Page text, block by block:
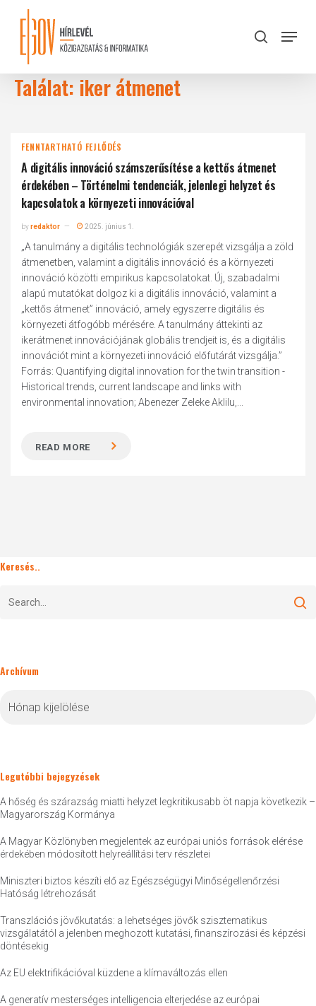
content
search
Menu
Találat: iker átmenet
FENNTARTHATÓ FEJLŐDÉS
A digitális innováció számszerűsítése a kettős átmenet
érdekében – Történelmi tendenciák, jelenlegi helyzet és
kapcsolatok a környezeti innovációval
byredaktor 2025. június 1.
„A tanulmány a digitális technológiák szerepét vizsgálja a zöld
átmenetben, valamint a digitális innováció és a környezeti
innováció közötti empirikus kapcsolatokat. Új, szabadalmi
alapú mutatókat dolgoz ki a digitális innováció, valamint a
„kettős átmenet” innováció, amely egyszerre digitális és
környezeti átfogóbb mérésére. A tanulmány áttekinti az
ikerátmenet innovációjának globális trendjeit is, és a digitális
innovációt mint a környezeti innováció előfutárát vizsgálja.”
Forrás: Quantifying digital innovation for the twin transition -
Historical trends, current landscape and links with
environmental innovation; Abenezer Zeleke Aklilu,...
READ MORE
Keresés..
Archívum
Legutóbbi bejegyzések
A hőség és szárazság miatti helyzet legkritikusabb öt napja következik –
Magyarország Kormánya
A Magyar Közlönyben megjelentek az európai uniós források elérése
érdekében módosított helyreállítási terv részletei
Miniszteri biztos készíti elő az Egészségügyi Minőségellenőrzési
Hatóság létrehozását
Transzlációs jövőkutatás: a lehetséges jövők szisztematikus
vizsgálatától a jelenben meghozott kutatási, finanszírozási és képzési
döntésekig
Az EU elektrifikációval küzdene a klímaváltozás ellen
A generatív mesterséges intelligencia elterjedése az európai
Close